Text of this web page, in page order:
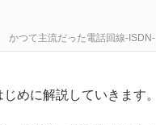
かつて主流だった電話回線-ISDN-
めに解説していきます。